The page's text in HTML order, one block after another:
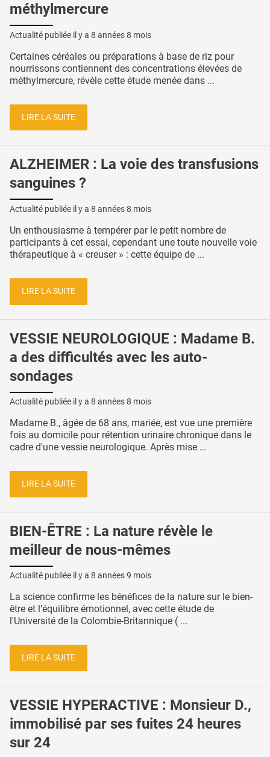
méthylmercure
Actualité publiée il y a 8 années 8 mois
Certaines céréales ou préparations à base de riz pour
nourrissons contiennent des concentrations élevées de
méthylmercure, révèle cette étude menée dans ...
LIRE LA SUITE
ALZHEIMER : La voie des transfusions
sanguines ?
Actualité publiée il y a 8 années 8 mois
Un enthousiasme à tempérer par le petit nombre de
participants à cet essai, cependant une toute nouvelle voie
thérapeutique à « creuser » : cette équipe de ...
LIRE LA SUITE
VESSIE NEUROLOGIQUE : Madame B.
a des difficultés avec les auto-
sondages
Actualité publiée il y a 8 années 8 mois
Madame B., âgée de 68 ans, mariée, est vue une première
fois au domicile pour rétention urinaire chronique dans le
cadre d'une vessie neurologique. Après mise ...
LIRE LA SUITE
BIEN-ÊTRE : La nature révèle le
meilleur de nous-mêmes
Actualité publiée il y a 8 années 9 mois
La science confirme les bénéfices de la nature sur le bien-
être et l’équilibre émotionnel, avec cette étude de
l'Université de la Colombie-Britannique ( ...
LIRE LA SUITE
VESSIE HYPERACTIVE : Monsieur D.,
immobilisé par ses fuites 24 heures
sur 24